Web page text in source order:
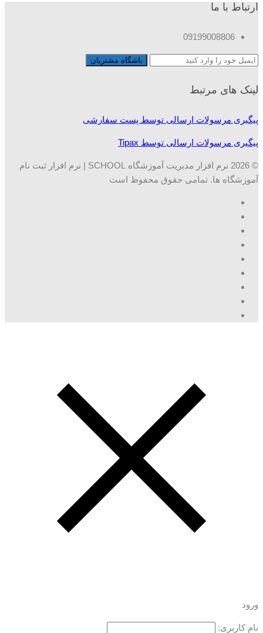
ارتباط با ما
09199008806
لینک های مرتبط
پیگیری مرسولات ارسالی توسط پست سفارشی
پیگیری مرسولات ارسالی توسط Tipax
© 2026 نرم افزار مدیریت آموزشگاه SCHOOL | نرم افزار ثبت نام
آموزشگاه ها. تمامی حقوق محفوظ است
ورود
نام کاربری: